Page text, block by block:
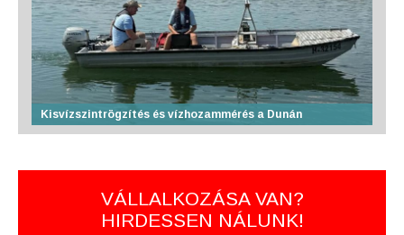
Kisvízszintrögzítés és vízhozammérés a Dunán
VÁLLALKOZÁSA VAN?
HIRDESSEN NÁLUNK!